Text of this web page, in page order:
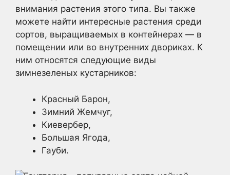
внимания растения этого типа. Вы также
можете найти интересные растения среди
сортов, выращиваемых в контейнерах — в
помещении или во внутренних двориках. К
ним относятся следующие виды
зимнезеленых кустарников:
Красный Барон,
Зимний Жемчуг,
Киевербер,
Большая Ягода,
Гауби.